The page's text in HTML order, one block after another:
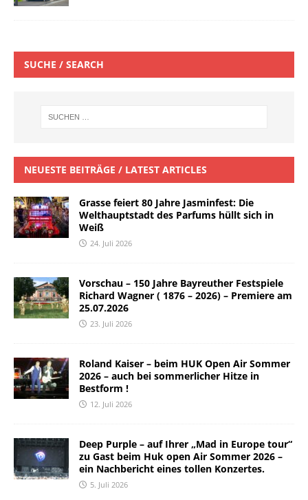
SUCHE / SEARCH
NEUESTE BEITRÄGE / LATEST ARTICLES
Grasse feiert 80 Jahre Jasminfest: Die
Welthauptstadt des Parfums hüllt sich in
Weiß
24. Juli 2026
Vorschau – 150 Jahre Bayreuther Festspiele
Richard Wagner ( 1876 – 2026) – Premiere am
25.07.2026
23. Juli 2026
Roland Kaiser – beim HUK Open Air Sommer
2026 – auch bei sommerlicher Hitze in
Bestform !
12. Juli 2026
Deep Purple – auf Ihrer „Mad in Europe tour“
zu Gast beim Huk open Air Sommer 2026 –
ein Nachbericht eines tollen Konzertes.
5. Juli 2026